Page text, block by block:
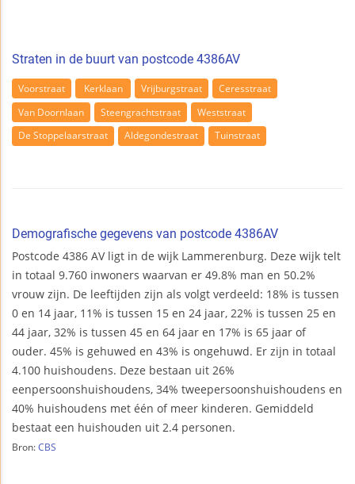
Straten in de buurt van postcode 4386AV
Voorstraat Kerklaan Vrijburgstraat
Ceresstraat
Van Doornlaan
Steengrachtstraat
Weststraat
De Stoppelaarstraat
Aldegondestraat Tuinstraat
Demografische gegevens van postcode 4386AV
Postcode 4386 AV ligt in de wijk Lammerenburg. Deze wijk telt
in totaal 9.760 inwoners waarvan er 49.8% man en 50.2%
vrouw zijn. De leeftijden zijn als volgt verdeeld: 18% is tussen
0 en 14 jaar, 11% is tussen 15 en 24 jaar, 22% is tussen 25 en
44 jaar, 32% is tussen 45 en 64 jaar en 17% is 65 jaar of
ouder. 45% is gehuwed en 43% is ongehuwd. Er zijn in totaal
4.100 huishoudens. Deze bestaan uit 26%
eenpersoonshuishoudens, 34% tweepersoonshuishoudens en
40% huishoudens met één of meer kinderen. Gemiddeld
bestaat een huishouden uit 2.4 personen.
Bron: CBS